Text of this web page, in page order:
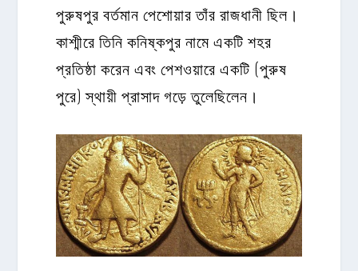
পুরুষপুর বর্তমান পেশোয়ার তাঁর রাজধানী ছিল।
কাশ্মীরে তিনি কনিষ্কপুর নামে একটি শহর
প্রতিষ্ঠা করেন এবং পেশওয়ারে একটি (পুরুষ
পুরে) স্থায়ী প্রাসাদ গড়ে তুলেছিলেন।